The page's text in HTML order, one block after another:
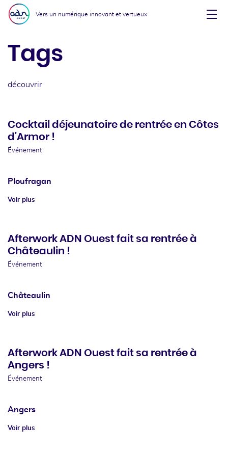
Aller au menu
Aller au contenu
Vers un numérique innovant et vertueux
Tags
découvrir
Cocktail déjeunatoire de rentrée en Côtes
d'Armor !
Événement
Ploufragan
Voir plus
Afterwork ADN Ouest fait sa rentrée à
Châteaulin !
Événement
Châteaulin
Voir plus
Afterwork ADN Ouest fait sa rentrée à
Angers !
Événement
Angers
Voir plus